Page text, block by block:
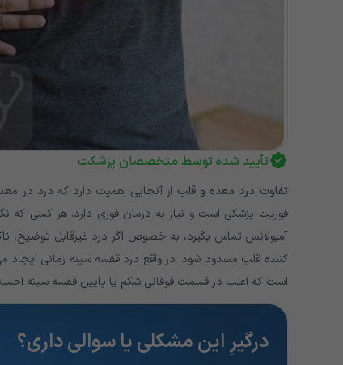
تأیید شده توسط متخصصان پزشکت
تفاوت درد معده و قلب از آنجایی اهمیت دارد که درد در
فوریت پزشکی است و نیاز به درمان فوری دارد. هر کسی که
آمبولانس تماس بگیرد، به خصوص اگر درد غیرقابل توضیح،
کننده قلب مسدود شود. در واقع درد قفسه سینه زمانی
است که اغلب در قسمت فوقانی شکم یا پایین قفسه سینه
درگیرِ این مشکلی یا سوالی داری؟